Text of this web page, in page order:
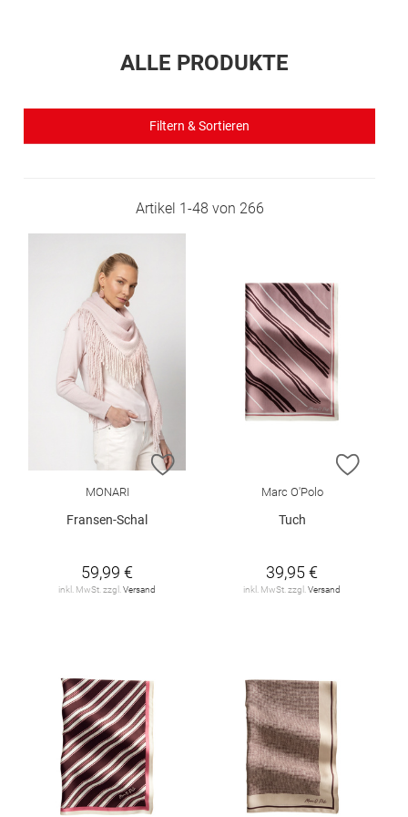
ALLE PRODUKTE
Filtern & Sortieren
Artikel 1-48 von 266
ZUR WUNSCHLISTE HINZUFÜGEN
MONARI
Fransen-Schal
59,99 €
inkl. MwSt. zzgl. Versand
ZUR
Marc O'Polo
Tuch
39,95 €
inkl. MwSt. zzgl. Versand